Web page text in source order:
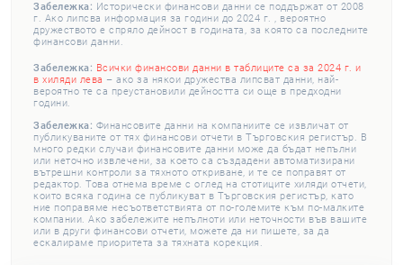
Забележка: Исторически финансови данни се поддържат от 2008
г. Ако липсва информация за години до 2024 г. , вероятно
дружеството е спряло дейност в годината, за която са последните
финансови данни.
Забележка: Всички финансови данни в таблиците са за 2024 г. и
в хиляди лева – ако за някои дружества липсват данни, най-
вероятно те са преустановили дейността си още в предходни
години.
Забележка: Финансовите данни на компаниите се извличат от
публикуваните от тях финансови отчети в Търговския регистър. В
много редки случаи финансовите данни може да бъдат непълни
или неточно извлечени, за което са създадени автоматизирани
вътрешни контроли за тяхното откриване, и те се поправят от
редактор. Това отнема време с оглед на стотиците хиляди отчети,
които всяка година се публикуват в Търговския регистър, като
ние поправяме несъответствията от по-големите към по-малките
компании. Ако забележите непълноти или неточности във вашите
или в други финансови отчети, можете да ни пишете, за да
ескалираме приоритета за тяхната корекция.